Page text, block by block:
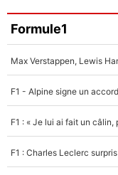
Formule1